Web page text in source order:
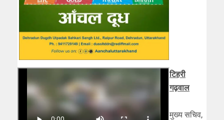
टिहरी
गढ़वाल
मुख्य सचिव,